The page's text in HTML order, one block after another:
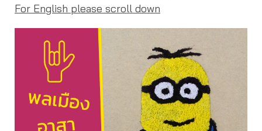
For English please scroll down